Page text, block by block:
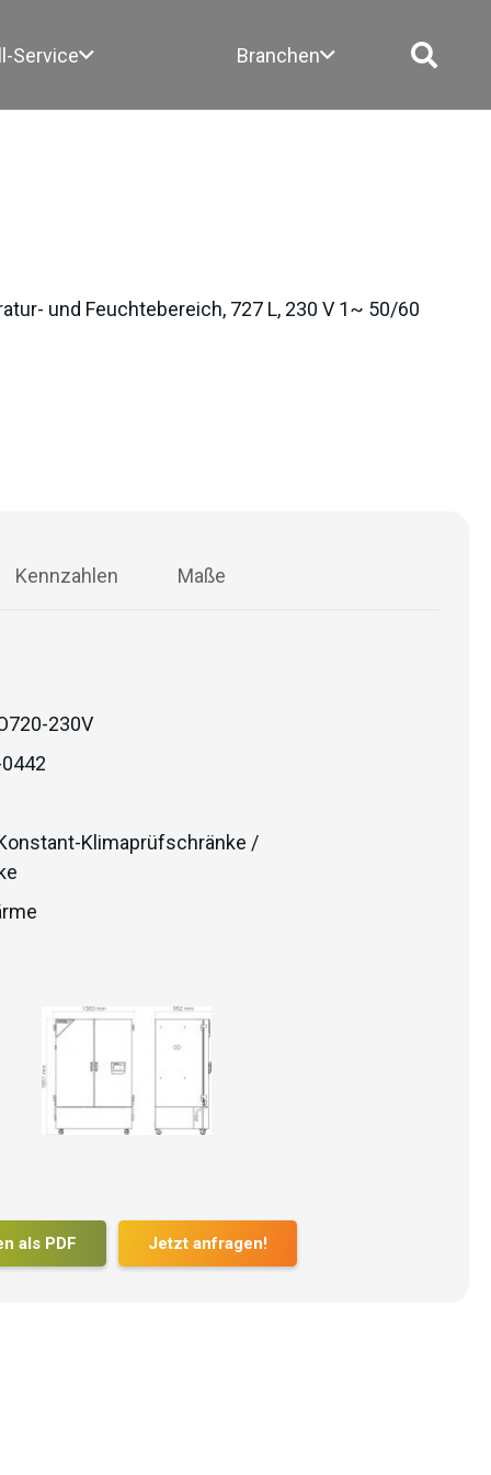
Service Branchen
und Feuchtebereich, 727 L, 230 V 1~ 50/60
Kennzahlen Maße
230V
Klimaprüfschränke /
als PDF Jetzt anfragen!